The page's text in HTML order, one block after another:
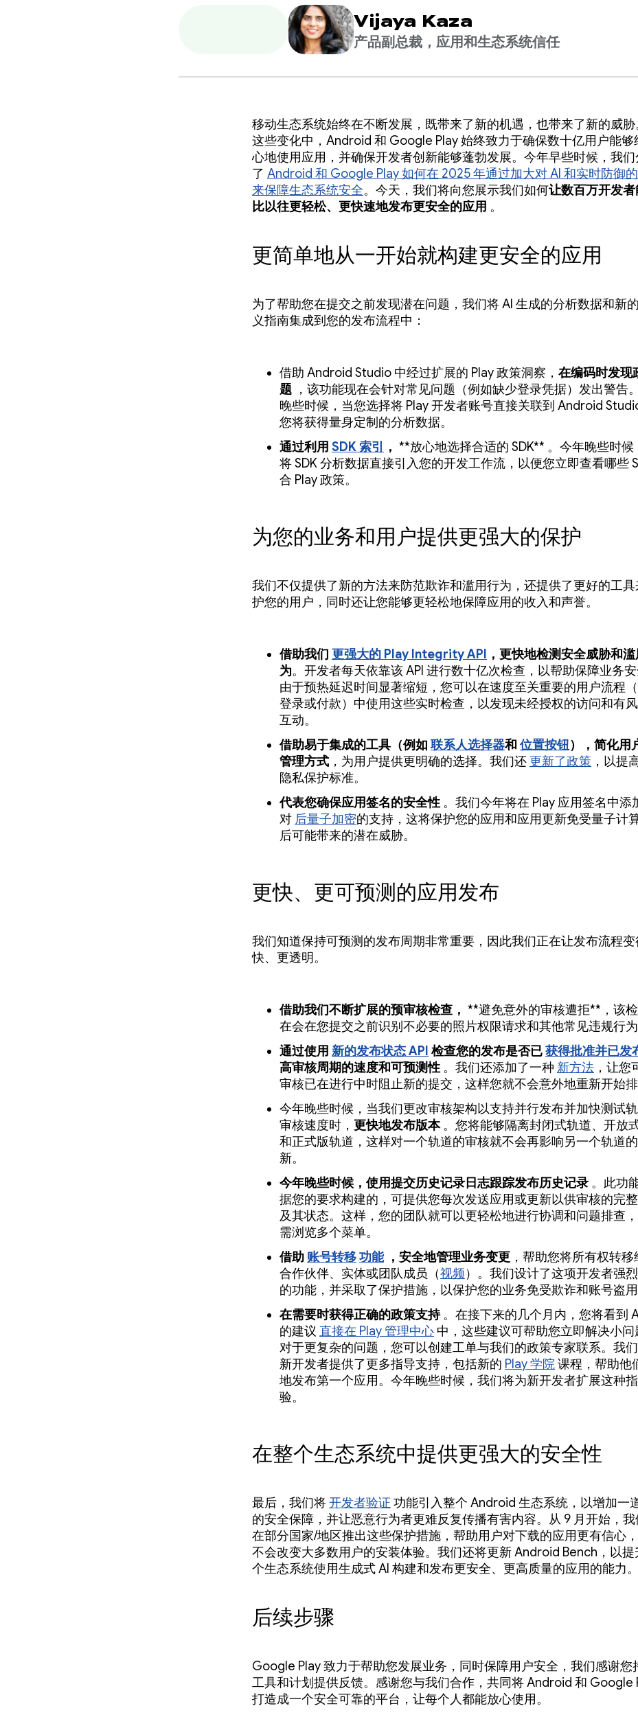
Vijaya Kaza
产品副总裁，应用和生态系统信任
移动生态系统始终在不断发展，既带来了新的机遇，也带来了新的威胁
这些变化中，Android 和 Google Play 始终致力于确保数十亿用户能够
心地使用应用，并确保开发者创新能够蓬勃发展。今年早些时候，我
了 Android 和 Google Play 如何在 2025 年通过加大对 AI 和实时防御
来保障生态系统安全。今天，我们将向您展示我们如何让数百万开发
比以往更轻松、更快速地发布更安全的应用 。
更简单地从一开始就构建更安全的应用
为了帮助您在提交之前发现潜在问题，我们将 AI 生成的分析数据和新
义指南集成到您的发布流程中：
借助 Android Studio 中经过扩展的 Play 政策洞察， 在编码时发现
题 ，该功能现在会针对常见问题（例如缺少登录凭据）发出警告
晚些时候，当您选择将 Play 开发者账号直接关联到 Android
您将获得量身定制的分析数据。
通过利用 SDK 索引 ， **放心地选择合适的 SDK** 。今年晚些时候
将 SDK 分析数据直接引入您的开发工作流，以便您立即查看哪些
合 Play 政策。
为您的业务和用户提供更强大的保护
我们不仅提供了新的方法来防范欺诈和滥用行为，还提供了更好的工具
护您的用户，同时还让您能够更轻松地保障应用的收入和声誉。
借助我们 更强大的 Play Integrity API
，更快地检测安全威胁和
为。开发者每天依靠该 API 进行数十亿次检查，以帮助保障业务安
由于预热延迟时间显著缩短，您可以在速度至关重要的用户流程
登录或付款）中使用这些实时检查，以发现未经授权的访问和有
互动。
借助易于集成的工具（例如 联系人选择器和 位置按钮），简化用
管理方式 ，为用户提供更明确的选择。我们还 更新了政策 ，以提
隐私保护标准。
代表您确保应用签名的安全性 。我们今年将在 Play 应用签名中添
对 后量子加密的支持，这将保护您的应用和应用更新免受量子计
后可能带来的潜在威胁。
更快、更可预测的应用发布
我们知道保持可预测的发布周期非常重要，因此我们正在让发布流程变
快、更透明。
借助我们不断扩展的预审核检查， **避免意外的审核遭拒**，该
在会在您提交之前识别不必要的照片权限请求和其他常见违规行为
通过使用 新的发布状态 API 检查您的发布是否已获得批准并已发
高审核周期的速度和可预测性 。我们还添加了一种 新方法 ，让您
审核已在进行中时阻止新的提交，这样您就不会意外地重新开始排
今年晚些时候，当我们更改审核架构以支持并行发布并加快测试
审核速度时， 更快地发布版本。您将能够隔离封闭式轨道、开放
和正式版轨道，这样对一个轨道的审核就不会再影响另一个轨道
新。
今年晚些时候，使用提交历史记录日志跟踪发布历史记录 。此功
据您的要求构建的，可提供您每次发送应用或更新以供审核的完
及其状态。这样，您的团队就可以更轻松地进行协调和问题排查
需浏览多个菜单。
借助 账号转移功能 ，安全地管理业务变更 ，帮助您将所有权转移
合作伙伴、实体或团队成员（视频）。我们设计了这项开发者强
的功能，并采取了保护措施，以保护您的业务免受欺诈和账号盗用
在需要时获得正确的政策支持。在接下来的几个月内，您将看到
的建议 直接在 Play 管理中心 中，这些建议可帮助您立即解决小问
对于更复杂的问题，您可以创建工单与我们的政策专家联系。我
新开发者提供了更多指导支持，包括新的 Play 学院课程，帮助他
地发布第一个应用。今年晚些时候，我们将为新开发者扩展这种
验。
在整个生态系统中提供更强大的安全性
最后，我们将开发者验证 功能引入整个 Android 生态系统，以增加一
的安全保障，并让恶意行为者更难反复传播有害内容。从 9 月开始，
在部分国家/地区推出这些保护措施，帮助用户对下载的应用更有信心
不会改变大多数用户的安装体验。我们还将更新 Android Bench，以提
个生态系统使用生成式 AI 构建和发布更安全、更高质量的应用的能力。
后续步骤
Google Play 致力于帮助您发展业务，同时保障用户安全，我们感谢您
工具和计划提供反馈。感谢您与我们合作，共同将 Android 和 Google
打造成一个安全可靠的平台，让每个人都能放心使用。